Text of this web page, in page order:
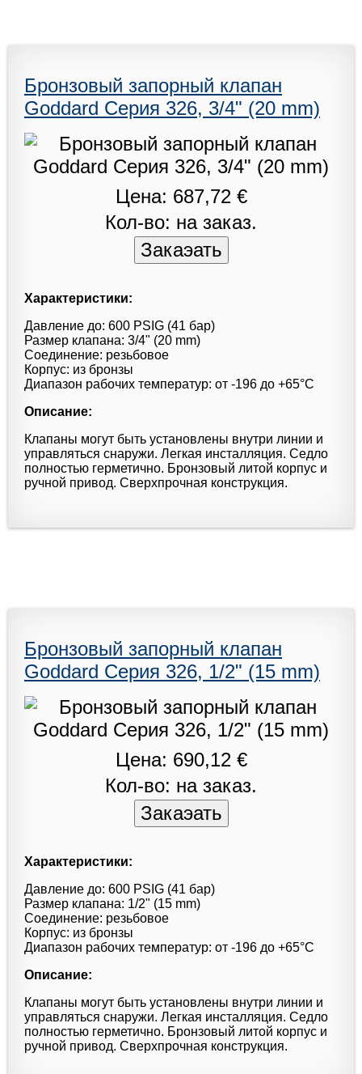
Бронзовый запорный клапан
Goddard Серия 326, 3/4" (20 mm)
Цена: 687,72 €
Кол-во: на заказ.
Характеристики:
Давление до: 600 PSIG (41 бар)
Размер клапана: 3/4" (20 mm)
Соединение: резьбовое
Корпус: из бронзы
Диапазон рабочих температур: от -196 до +65°С
Описание:
Клапаны могут быть установлены внутри линии и
управляться снаружи. Легкая инсталляция. Седло
полностью герметично. Бронзовый литой корпус и
ручной привод. Сверхпрочная конструкция.
Бронзовый запорный клапан
Goddard Серия 326, 1/2" (15 mm)
Цена: 690,12 €
Кол-во: на заказ.
Характеристики:
Давление до: 600 PSIG (41 бар)
Размер клапана: 1/2" (15 mm)
Соединение: резьбовое
Корпус: из бронзы
Диапазон рабочих температур: от -196 до +65°С
Описание:
Клапаны могут быть установлены внутри линии и
управляться снаружи. Легкая инсталляция. Седло
полностью герметично. Бронзовый литой корпус и
ручной привод. Сверхпрочная конструкция.